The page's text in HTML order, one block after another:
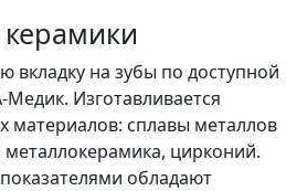
вкладку на зубы по доступной
Изготавливается
материалов: сплавы металлов
цирконий.
обладают